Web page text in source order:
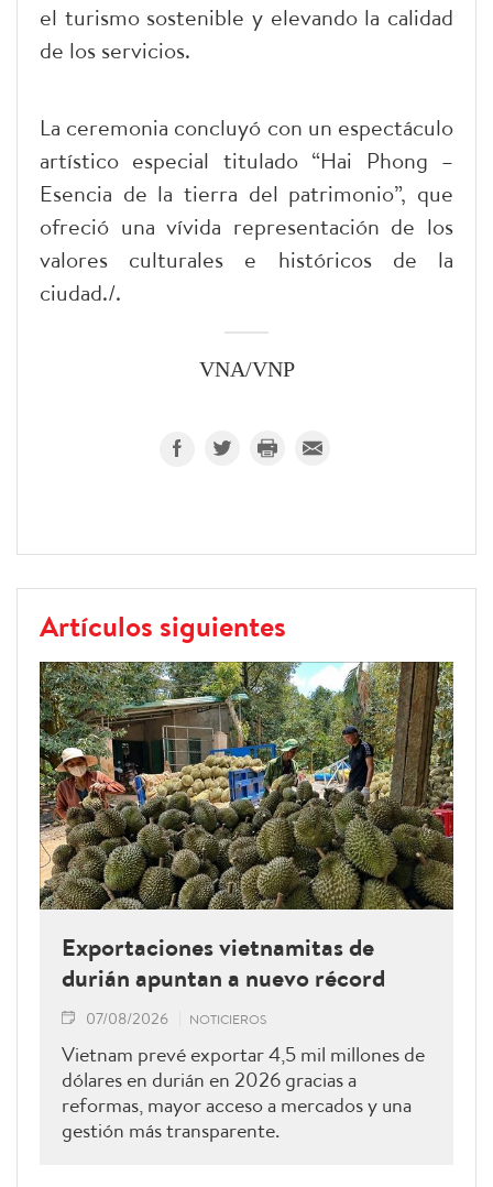
el turismo sostenible y elevando la calidad
de los servicios.
La ceremonia concluyó con un espectáculo
artístico especial titulado “Hai Phong –
Esencia de la tierra del patrimonio”, que
ofreció una vívida representación de los
valores culturales e históricos de la
ciudad./.
VNA/VNP
Artículos siguientes
Exportaciones vietnamitas de
durián apuntan a nuevo récord
07/08/2026 NOTICIEROS
Vietnam prevé exportar 4,5 mil millones de
dólares en durián en 2026 gracias a
reformas, mayor acceso a mercados y una
gestión más transparente.